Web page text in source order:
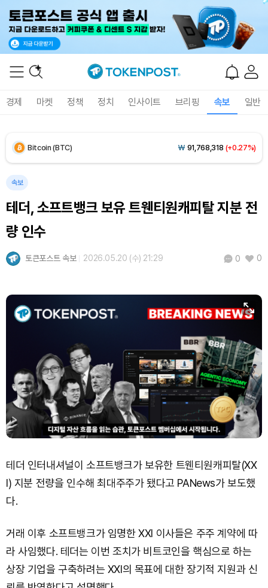
경제 마켓 정책 정치 인사이트 브리핑 속보 일반
Solana (SOL) ₩107,876(+1.36%)
Bitcoin (BTC) ₩ 91,768,318 (+0.27%)
속보
테더, 소프트뱅크 보유 트웬티원캐피탈 지분 전
량 인수
토큰포스트 속보 2026.05.20 (수) 21:29 0 0
테더 인터내셔널이 소프트뱅크가 보유한 트웬티원캐피탈(XX
I) 지분 전량을 인수해 최대주주가 됐다고 PANews가 보도했
다.
거래 이후 소프트뱅크가 임명한 XXI 이사들은 주주 계약에 따
라 사임했다. 테더는 이번 조치가 비트코인을 핵심으로 하는
상장 기업을 구축하려는 XXI의 목표에 대한 장기적 지원과 신